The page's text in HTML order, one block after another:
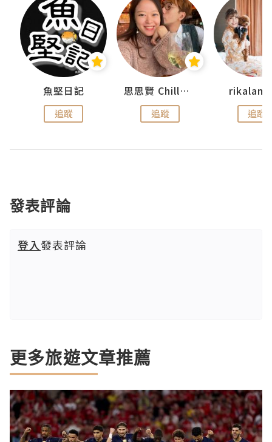
魚堅日記
追蹤
思思賢 ChillMyBabe
追蹤 追蹤
發表評論
登入發表評論
更多旅遊文章推薦